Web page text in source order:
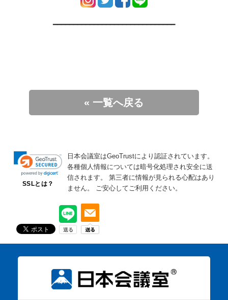
━━━━━━━━━━━━━━━━━━━━━━━━━━━━━━
« 一覧へ戻る
SSLとは？
日本会議室はGeoTrustにより認証されています。
各種個人情報については暗号化処理され安全に送
信されます。
第三者に情報が見られる心配はあり
ません。
ご安心してご利用ください。